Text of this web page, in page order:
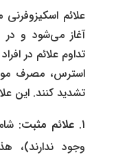
علائم اسکیزوفرنی
آغاز می‌شود و در
تداوم علائم در
استرس، مصرف
تشدید کنند. این
علائم مثبت:
وجود ندارند)،